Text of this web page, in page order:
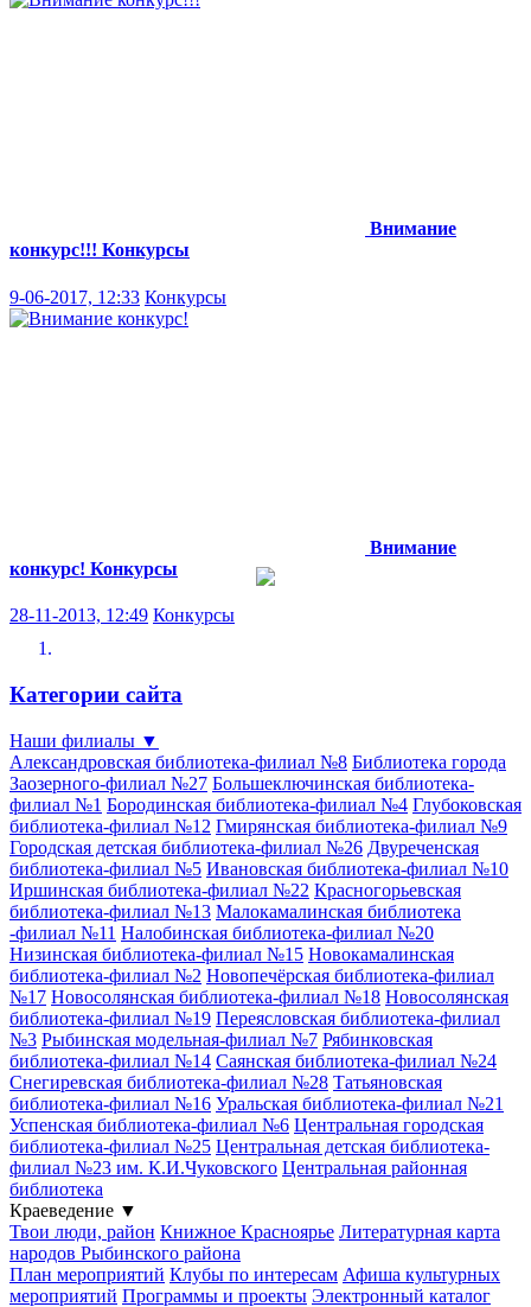
Внимание
конкурс!!! Конкурсы
9-06-2017, 12:33 Конкурсы
Внимание
конкурс! Конкурсы
28-11-2013, 12:49 Конкурсы
Категории сайта
Наши филиалы ▼
Александровская библиотека-филиал №8 Библиотека города
Заозерного-филиал №27 Большеключинская библиотека-
филиал №1 Бородинская библиотека-филиал №4 Глубоковская
библиотека-филиал №12 Гмирянская библиотека-филиал №9
Городская детская библиотека-филиал №26 Двуреченская
библиотека-филиал №5 Ивановская библиотека-филиал №10
Иршинская библиотека-филиал №22 Красногорьевская
библиотека-филиал №13 Малокамалинская библиотека
-филиал №11 Налобинская библиотека-филиал №20
Низинская библиотека-филиал №15 Новокамалинская
библиотека-филиал №2 Новопечёрская библиотека-филиал
№17 Новосолянская библиотека-филиал №18 Новосолянская
библиотека-филиал №19 Переясловская библиотека-филиал
№3 Рыбинская модельная-филиал №7 Рябинковская
библиотека-филиал №14 Саянская библиотека-филиал №24
Снегиревская библиотека-филиал №28 Татьяновская
библиотека-филиал №16 Уральская библиотека-филиал №21
Успенская библиотека-филиал №6 Центральная городская
библиотека-филиал №25 Центральная детская библиотека-
филиал №23 им. К.И.Чуковского Центральная районная
библиотека
Краеведение ▼
Твои люди, район Книжное Красноярье Литературная карта
народов Рыбинского района
План мероприятий Клубы по интересам Афиша культурных
мероприятий Программы и проекты Электронный каталог